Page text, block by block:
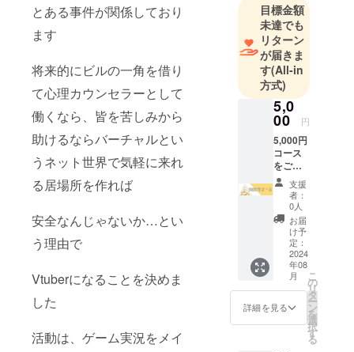
とある事件が関係しており
ます
将来的にビルの一角を借り
て心理カウンセラーとして
働くなら、皆を苦しみから
助けるならバーチャルとい
うネット世界で気軽に来れ
る居場所を作れば
安全なんじゃないか…とい
う理由で
Vtuberになることを決めま
した
活動は、ゲーム実況をメイ
皆様の憩い
の場を創れ
るよう共に
頑張りま
しょう
目標金額
未達でも
リターン
が届きま
す(All-in
方式)
5,0
00 円
5,000円
コース
をご支
援頂き
ありが
とうご
ざいま
す！ お
礼とし
て直筆
の手紙
とグッ
ズのオ
リジナ
ルロゴ
入り 白
支援
者：
0人
お届
け予
定：
2024
年08
月
詳細を見る
こ
の
リ
タ
ー
ン
を
選
択
す
る